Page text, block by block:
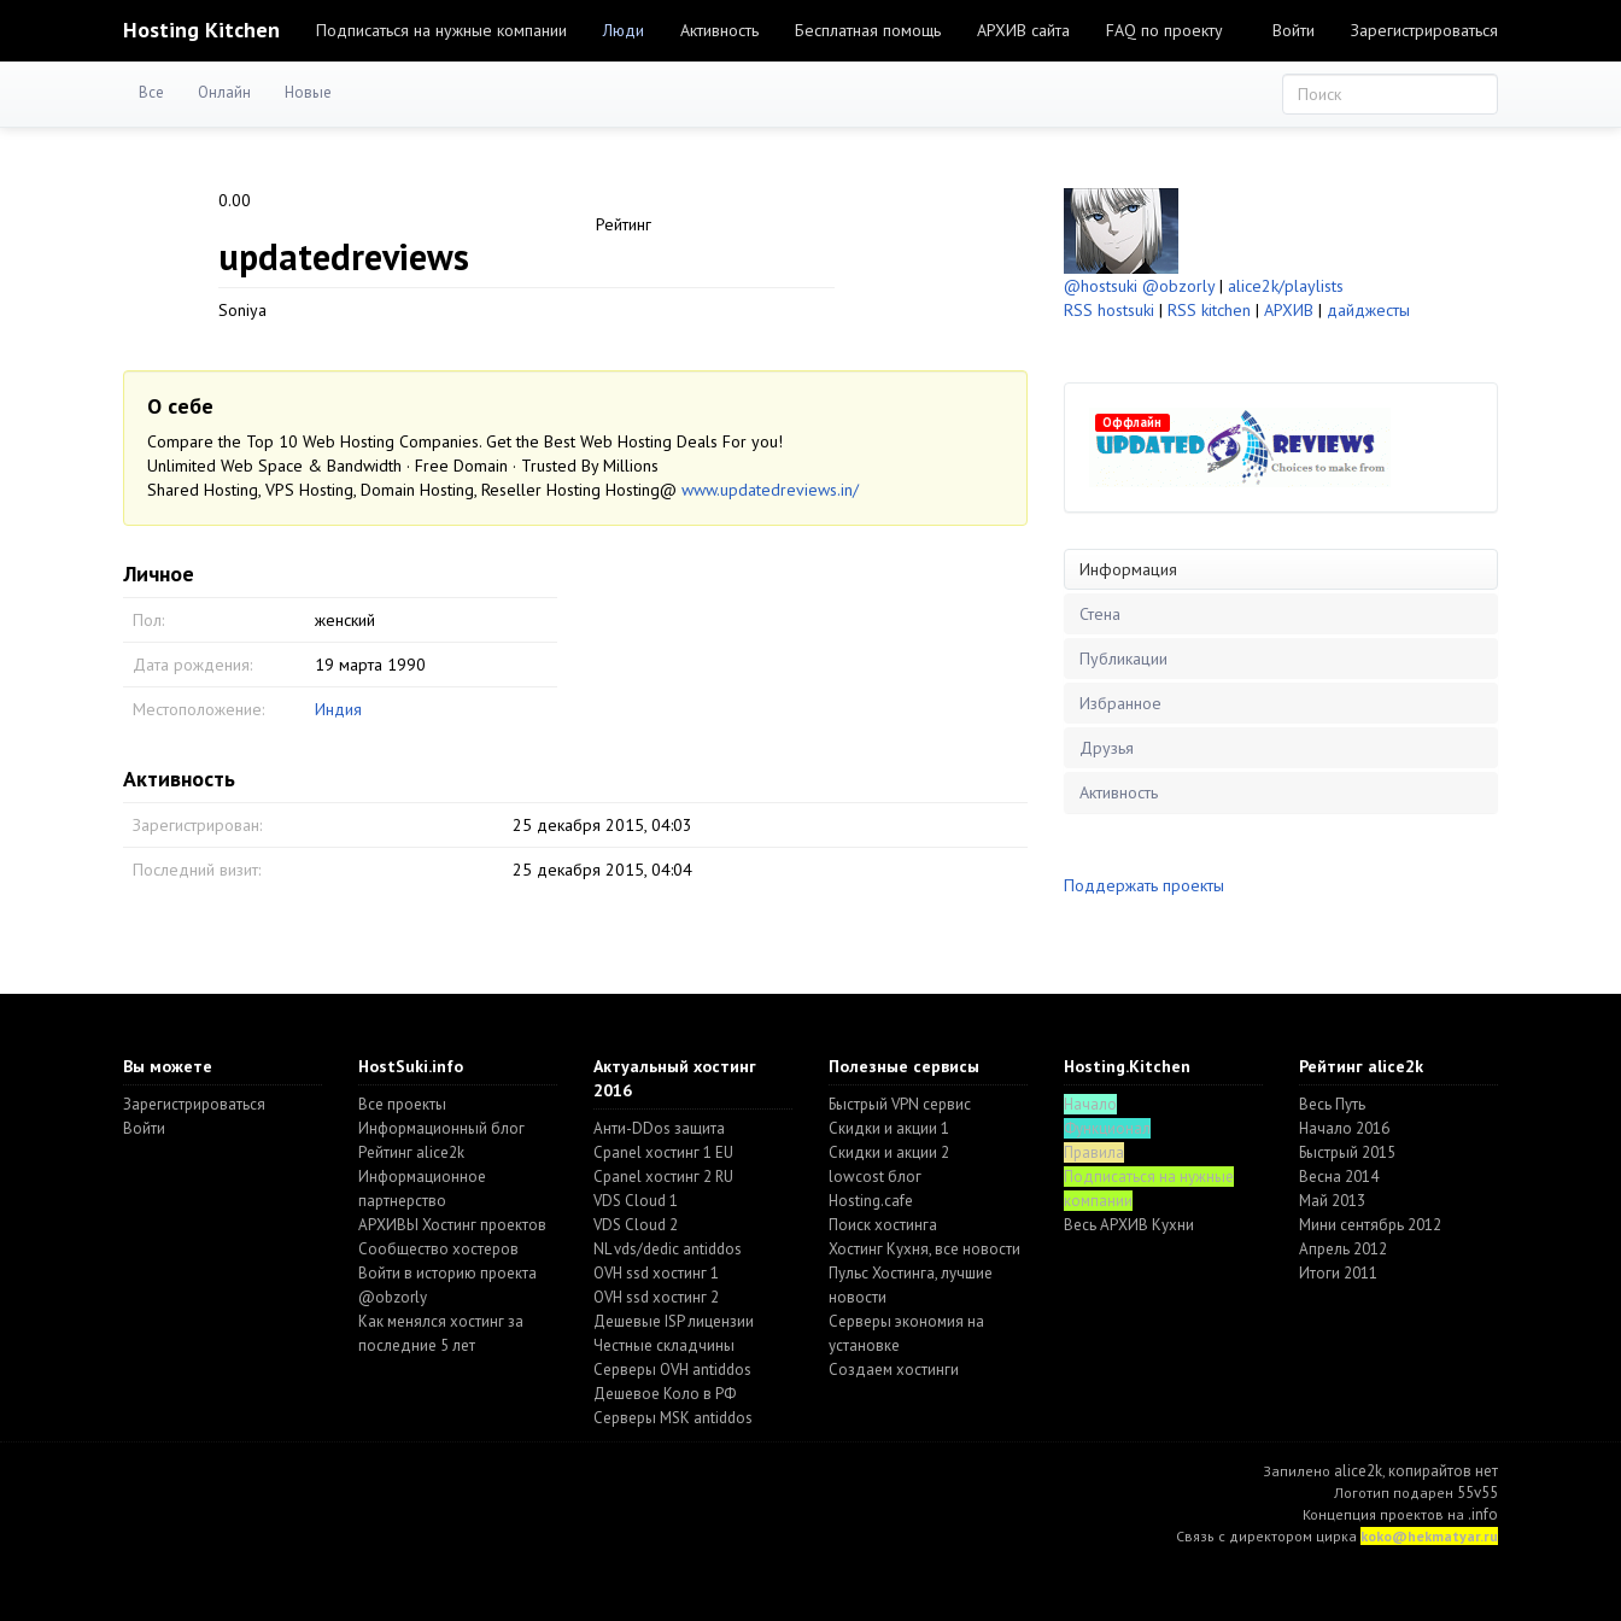
Hosting Kitchen Подписаться на нужные компании Люди Активность Бесплатная помощь АРХИВ сайта FAQ по проекту Войти Зарегистрироваться
Все Онлайн Новые
0.00
Рейтинг
updatedreviews
Soniya
О себе
Compare the Top 10 Web Hosting Companies. Get the Best Web Hosting Deals For you!
Unlimited Web Space & Bandwidth · Free Domain · Trusted By Millions
Shared Hosting, VPS Hosting, Domain Hosting, Reseller Hosting Hosting@ www.updatedreviews.in/
Личное
Пол: женский
Дата рождения: 19 марта 1990
Местоположение: Индия
Активность
Зарегистрирован: 25 декабря 2015, 04:03
Последний визит: 25 декабря 2015, 04:04
@hostsuki @obzorly| alice2k/playlists
RSS hostsuki | RSS kitchen | АРХИВ | дайджесты
Оффлайн
Информация
Стена
Публикации
Избранное
Друзья
Активность
Поддержать проекты
Вы можете
Зарегистрироваться
Войти
HostSuki.info
Все проекты
Информационный блог
Рейтинг alice2k
Информационное
партнерство
АРХИВЫ Хостинг проектов
Cообщество хостеров
Войти в историю проекта
@obzorly
Как менялся хостинг за
последние 5 лет
Актуальный хостинг
2016
Анти-DDos защита
Cpanel хостинг 1 EU
Cpanel хостинг 2 RU
VDS Cloud 1
VDS Cloud 2
NL vds/dedic antiddos
OVH ssd хостинг 1
OVH ssd хостинг 2
Дешевые ISP лицензии
Честные складчины
Серверы OVH antiddos
Дешевое Коло в РФ
Серверы MSK antiddos
Полезные сервисы
Быстрый VPN сервис
Скидки и акции 1
Скидки и акции 2
lowcost блог
Hosting.cafe
Поиск хостинга
Хостинг Кухня, все новости
Пульс Хостинга, лучшие
новости
Серверы экономия на
установке
Создаем хостинги
Hosting.Kitchen
Начало
Функционал
Правила
Подписаться на нужные
компании
Весь АРХИВ Кухни
Рейтинг alice2k
Весь Путь
Начало 2016
Быстрый 2015
Весна 2014
Май 2013
Мини сентябрь 2012
Апрель 2012
Итоги 2011
Запилено alice2k, копирайтов нет
Логотип подарен 55v55
Концепция проектов на .info
Связь с директором цирка koko@hekmatyar.ru